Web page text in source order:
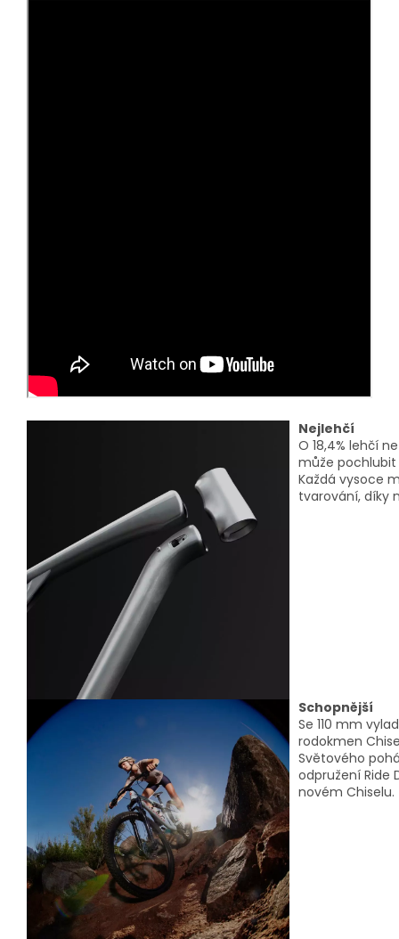
Nejlehčí
O 18,4% lehčí
může pochlubit
Každá vysoce
tvarování, díky
Schopnější
Se 110 mm
rodokmen
Světového
odpružení Ride
novém Chiselu.